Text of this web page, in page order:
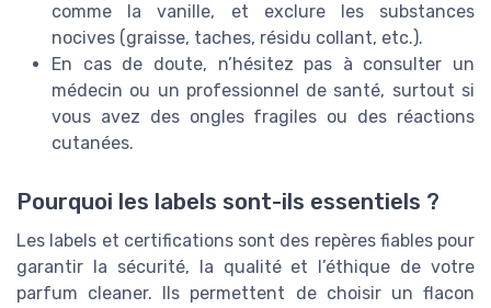
comme la vanille, et exclure les substances
nocives (graisse, taches, résidu collant, etc.).
En cas de doute, n’hésitez pas à consulter un
médecin ou un professionnel de santé, surtout si
vous avez des ongles fragiles ou des réactions
cutanées.
Pourquoi les labels sont-ils essentiels ?
Les labels et certifications sont des repères fiables pour
garantir la sécurité, la qualité et l’éthique de votre
parfum cleaner. Ils permettent de choisir un flacon